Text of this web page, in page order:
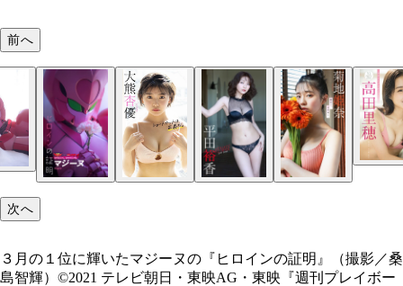
前へ
次へ
３月の１位に輝いたマジーヌの『ヒロインの証明』（撮影／桑
島智輝）©2021 テレビ朝日・東映AG・東映『週刊プレイボー